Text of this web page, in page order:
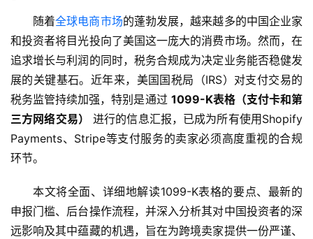
随着全球电商市场的蓬勃发展，越来越多的中国企业家
和投资者将目光投向了美国这一庞大的消费市场。然而，在
追求增长与利润的同时，税务合规成为决定业务能否稳健发
展的关键基石。近年来，美国国税局（IRS）对支付交易的
税务监管持续加强，特别是通过 1099-K表格（支付卡和第
三方网络交易）
进行的信息汇报，已成为所有使用Shopify
Payments、Stripe等支付服务的卖家必须高度重视的合规
环节。
本文将全面、详细地解读1099-K表格的要点、最新的
申报门槛、后台操作流程，并深入分析其对中国投资者的深
远影响及其中蕴藏的机遇，旨在为跨境卖家提供一份严谨、